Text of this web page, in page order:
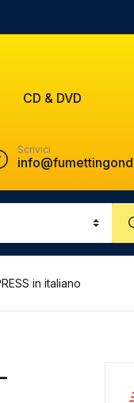
CD & DVD
Scrivici
in italiano